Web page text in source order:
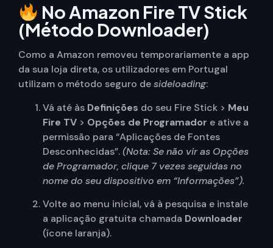
No Amazon Fire TV Stick
(Método Downloader)
Como a Amazon removeu temporariamente a app
da sua loja direta, os utilizadores em Portugal
utilizam o método seguro desideloading:
Vá até às Definições do seu Fire Stick > Meu
Fire TV > Opções de Programador e ative a
permissão para “Aplicações de Fontes
Desconhecidas”. (Nota: Se não vir as Opções
de Programador, clique 7 vezes seguidas no
nome do seu dispositivo em “Informações”).
Volte ao menu inicial, vá à pesquisa e instale
a aplicação gratuita chamada Downloader
(ícone laranja).